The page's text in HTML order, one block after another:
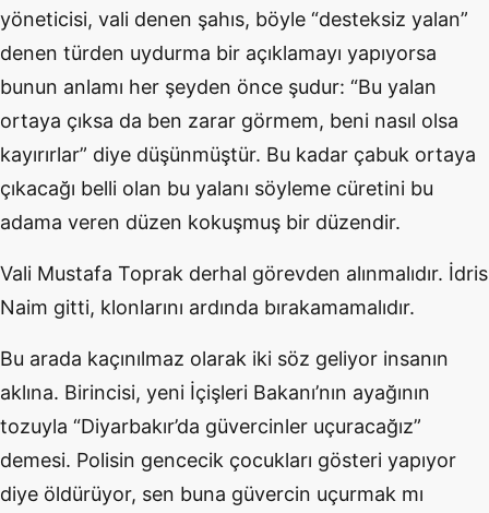
yöneticisi, vali denen şahıs, böyle “desteksiz yalan”
denen türden uydurma bir açıklamayı yapıyorsa
bunun anlamı her şeyden önce şudur: “Bu yalan
ortaya çıksa da ben zarar görmem, beni nasıl olsa
kayırırlar” diye düşünmüştür. Bu kadar çabuk ortaya
çıkacağı belli olan bu yalanı söyleme cüretini bu
adama veren düzen kokuşmuş bir düzendir.
Vali Mustafa Toprak derhal görevden alınmalıdır. İdris
Naim gitti, klonlarını ardında bırakamamalıdır.
Bu arada kaçınılmaz olarak iki söz geliyor insanın
aklına. Birincisi, yeni İçişleri Bakanı’nın ayağının
tozuyla “Diyarbakır’da güvercinler uçuracağız”
demesi. Polisin gencecik çocukları gösteri yapıyor
diye öldürüyor, sen buna güvercin uçurmak mı